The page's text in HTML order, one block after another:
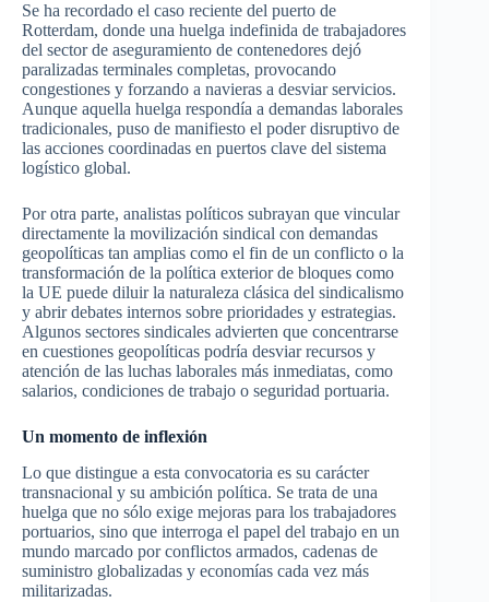
Se ha recordado el caso reciente del puerto de
Rotterdam, donde una huelga indefinida de trabajadores
del sector de aseguramiento de contenedores dejó
paralizadas terminales completas, provocando
congestiones y forzando a navieras a desviar servicios.
Aunque aquella huelga respondía a demandas laborales
tradicionales, puso de manifiesto el poder disruptivo de
las acciones coordinadas en puertos clave del sistema
logístico global.
Por otra parte, analistas políticos subrayan que vincular
directamente la movilización sindical con demandas
geopolíticas tan amplias como el fin de un conflicto o la
transformación de la política exterior de bloques como
la UE puede diluir la naturaleza clásica del sindicalismo
y abrir debates internos sobre prioridades y estrategias.
Algunos sectores sindicales advierten que concentrarse
en cuestiones geopolíticas podría desviar recursos y
atención de las luchas laborales más inmediatas, como
salarios, condiciones de trabajo o seguridad portuaria.
Un momento de inflexión
Lo que distingue a esta convocatoria es su carácter
transnacional y su ambición política. Se trata de una
huelga que no sólo exige mejoras para los trabajadores
portuarios, sino que interroga el papel del trabajo en un
mundo marcado por conflictos armados, cadenas de
suministro globalizadas y economías cada vez más
militarizadas.